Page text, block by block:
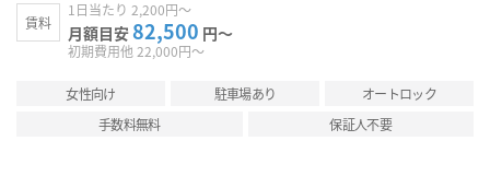
賃料
1日当たり 2,200円～
月額目安 82,500 円～
初期費用他 22,000円～
女性向け 駐車場あり
オートロック
手数料無料
保証人不要